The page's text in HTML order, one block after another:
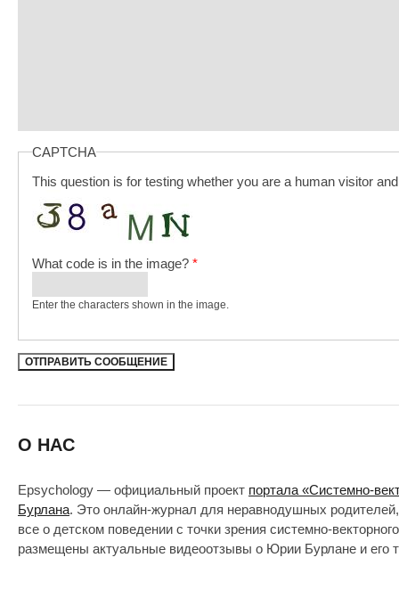
CAPTCHA
This question is for testing whether you are a human visitor
What code is in the image? *
Enter the characters shown in the image.
О НАС
Epsychology — официальный проект портала «Системно-
Бурлана. Это онлайн-журнал для неравнодушных
все о детском поведении с точки зрения системно-
размещены актуальные видеоотзывы о Юрии Бурлане и его